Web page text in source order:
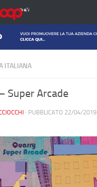
ITALIANA
Super Arcade
· PUBBLICATO 22/04/2019